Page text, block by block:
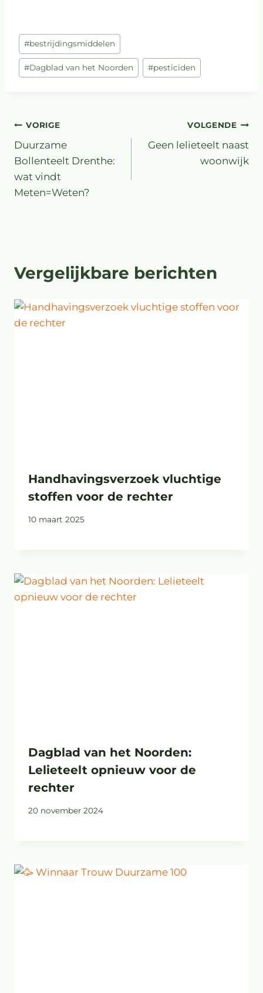
#bestrijdingsmiddelen
#Dagblad van het Noorden #pesticiden
VORIGE
Duurzame
Bollenteelt Drenthe:
wat vindt
Meten=Weten?
VOLGENDE
Geen lelieteelt naast
woonwijk
Vergelijkbare berichten
Handhavingsverzoek vluchtige
stoffen voor de rechter
10 maart 2025
Dagblad van het Noorden:
Lelieteelt opnieuw voor de
rechter
20 november 2024